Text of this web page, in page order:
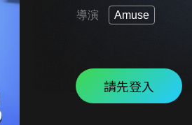
導演 Amuse
請先登入